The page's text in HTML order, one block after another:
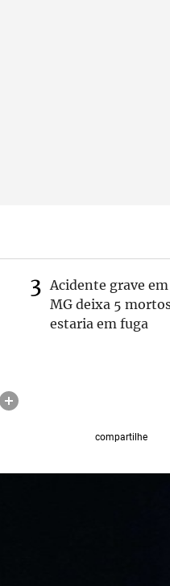
Acidente grave
MG deixa 5
estaria em fuga
compartilhe